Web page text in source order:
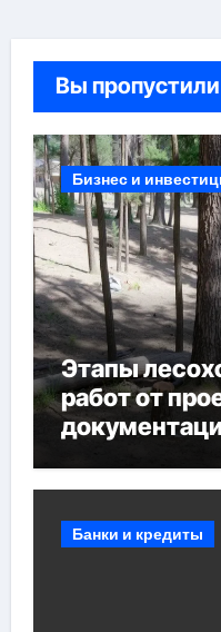
Вы пропустили
Бизнес и
Этапы
работ от
Банки и кредиты